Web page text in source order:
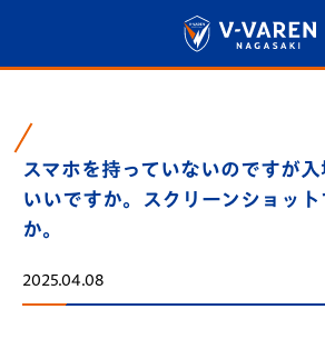
スマホを持っていないのですが
いいですか。スクリーンショッ
か。
2025.04.08